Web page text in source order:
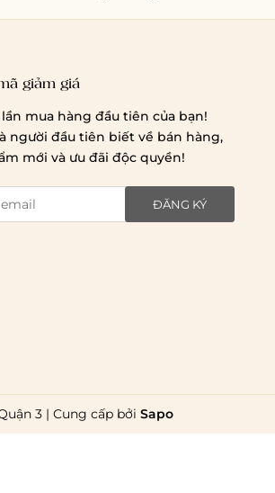
(hoả tốc)
khác:Áp dụng theo bảng giá
Giaohangtietkiem... và 1 số
giảm giá
lần mua hàng đầu tiên của bạn!
người đầu tiên biết về bán hàng,
mới và ưu đãi độc quyền!
ĐĂNG KÝ
3 | Cung cấp bởi Sapo